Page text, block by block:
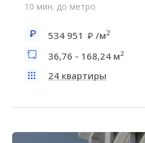
10 мин. до метро
534 951 /м2
36,76 - 168,24 м2
24 квартиры